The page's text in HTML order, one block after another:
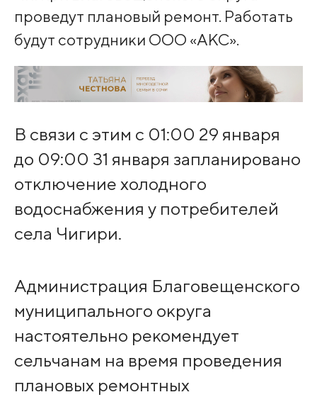
проведут плановый ремонт. Работать
будут сотрудники ООО «АКС».
В связи с этим с 01:00 29 января
до 09:00 31 января запланировано
отключение холодного
водоснабжения у потребителей
села Чигири.
Администрация Благовещенского
муниципального округа
настоятельно рекомендует
сельчанам на время проведения
плановых ремонтных